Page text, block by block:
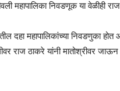
महापालिका निवडणूक या वेळीही
दहा महापालिकांच्या निवडणुका
राज ठाकरे यांनी मातोश्रीवर